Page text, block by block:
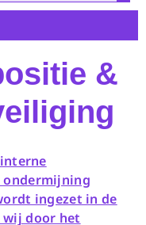
&
ingezet in de
door het